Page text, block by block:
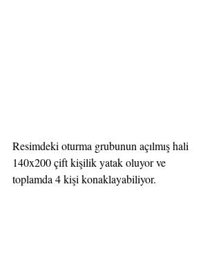
Resimdeki oturma grubunun açılmış hali
140x200 çift kişilik yatak oluyor ve
toplamda 4 kişi konaklayabiliyor.